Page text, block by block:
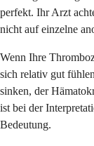
perfekt. Ihr Arzt
nicht auf einzelne
Wenn Ihre
sich relativ gut
sinken, der
ist bei der
Bedeutung.